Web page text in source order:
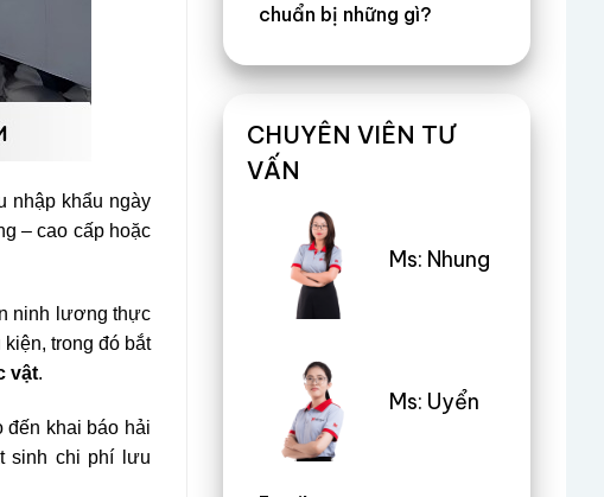
nhập khẩu ngày
– cao cấp hoặc
ninh lương thực
trong đó bắt
vật.
đến khai báo hải
sinh chi phí lưu
chuẩn bị những gì?
CHUYÊN VIÊN TƯ
VẤN
Ms: Nhung
Ms: Uyển